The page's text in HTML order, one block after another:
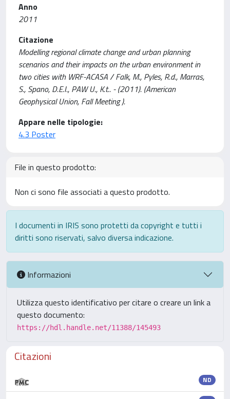
Anno
2011
Citazione
Modelling regional climate change and urban planning
scenarios and their impacts on the urban environment in
two cities with WRF-ACASA / Falk, M., Pyles, R.d., Marras,
S., Spano, D.E.I., PAW U., K.t.. - (2011). (American
Geophysical Union, Fall Meeting ).
Appare nelle tipologie:
4.3 Poster
File in questo prodotto:
Non ci sono file associati a questo prodotto.
I documenti in IRIS sono protetti da copyright e tutti i
diritti sono riservati, salvo diversa indicazione.
Informazioni
Utilizza questo identificativo per citare o creare un link a
questo documento:
https://hdl.handle.net/11388/145493
Citazioni
ND